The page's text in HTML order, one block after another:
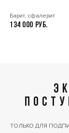
Барит, сфалерит
134 000
ТОЛЬКО ДЛЯ